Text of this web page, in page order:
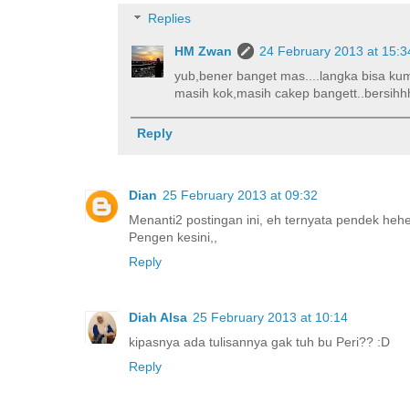
Replies
HM Zwan
24 February 2013 at
yub,bener banget mas....langka bisa
masih kok,masih cakep
Reply
Dian 25 February 2013 at 09:32
Menanti2 postingan ini, eh ternyata pendek hehe
Pengen kesini,,
Reply
Diah Alsa 25 February 2013 at 10:14
kipasnya ada tulisannya gak tuh bu Peri?? :D
Reply